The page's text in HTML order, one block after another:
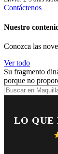
Contáctenos
Nuestro
Conozca las
Ver todo
Su fragmento
porque no
LO QUE